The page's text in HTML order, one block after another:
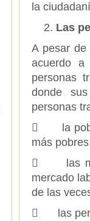
la
Las
A pesar de
acuerdo a
personas
donde
personas
 la
más
 las
mercado
de las
 las